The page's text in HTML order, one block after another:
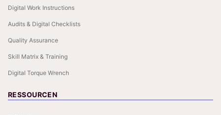
Digital Work Instructions
Audits & Digital Checklists
Quality Assurance
Skill Matrix & Training
Digital Torque Wrench
RESSOURCEN